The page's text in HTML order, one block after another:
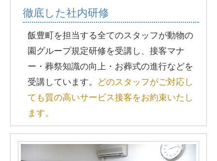
徹底した社内研修
飯豊町を担当する全てのスタッフが動物の
園グループ規定研修を受講し、接客マナ
ー・葬祭知識の向上・お葬式の進行などを
受講しています。
どのスタッフがご対応し
ても質の高いサービス接客をお約束いたし
ます。